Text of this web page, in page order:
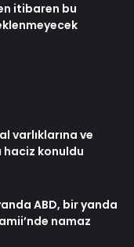
itibaren bu
varlıklarına ve
haciz konuldu
ABD, bir yanda
namaz